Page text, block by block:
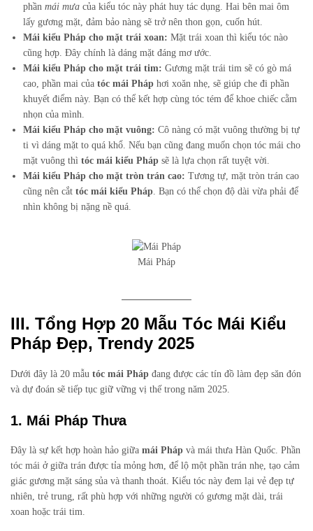
phầnmái mưa của kiểu tóc này phát huy tác dụng. Hai bên mai ôm
lấy gương mặt, đảm bảo nàng sẽ trở nên thon gọn, cuốn hút.
Mái kiểu Pháp cho mặt trái xoan: Mặt trái xoan thì kiểu tóc nào
cũng hợp. Đây chính là dáng mặt đáng mơ ước.
Mái kiểu Pháp cho mặt trái tim: Gương mặt trái tim sẽ có gò má
cao, phần mai củatóc mái Pháp hơi xoăn nhẹ, sẽ giúp che đi phần
khuyết điểm này. Bạn có thể kết hợp cùng tóc tém để khoe chiếc cằm
nhọn của mình.
Mái kiểu Pháp cho mặt vuông: Cô nàng có mặt vuông thường bị tự
ti vì dáng mặt to quá khổ. Nếu bạn cũng đang muốn chọn tóc mái cho
mặt vuông thìtóc mái kiểu Pháp sẽ là lựa chọn rất tuyệt vời.
Mái kiểu Pháp cho mặt tròn trán cao: Tương tự, mặt tròn trán cao
cũng nên cắttóc mái kiểu Pháp . Bạn có thể chọn độ dài vừa phải để
nhìn không bị nặng nề quá.
Mái Pháp
III. Tổng Hợp 20 Mẫu Tóc Mái Kiểu
Pháp Đẹp, Trendy 2025
Dưới đây là 20 mẫu tóc mái Pháp đang được các tín đồ làm đẹp săn đón
và dự đoán sẽ tiếp tục giữ vững vị thế trong năm 2025.
1. Mái Pháp Thưa
Đây là sự kết hợp hoàn hảo giữa mái Pháp và mái thưa Hàn Quốc. Phần
tóc mái ở giữa trán được tỉa mỏng hơn, để lộ một phần trán nhẹ, tạo cảm
giác gương mặt sáng sủa và thanh thoát. Kiểu tóc này đem lại vẻ đẹp tự
nhiên, trẻ trung, rất phù hợp với những người có gương mặt dài, trái
xoan hoặc trái tim.